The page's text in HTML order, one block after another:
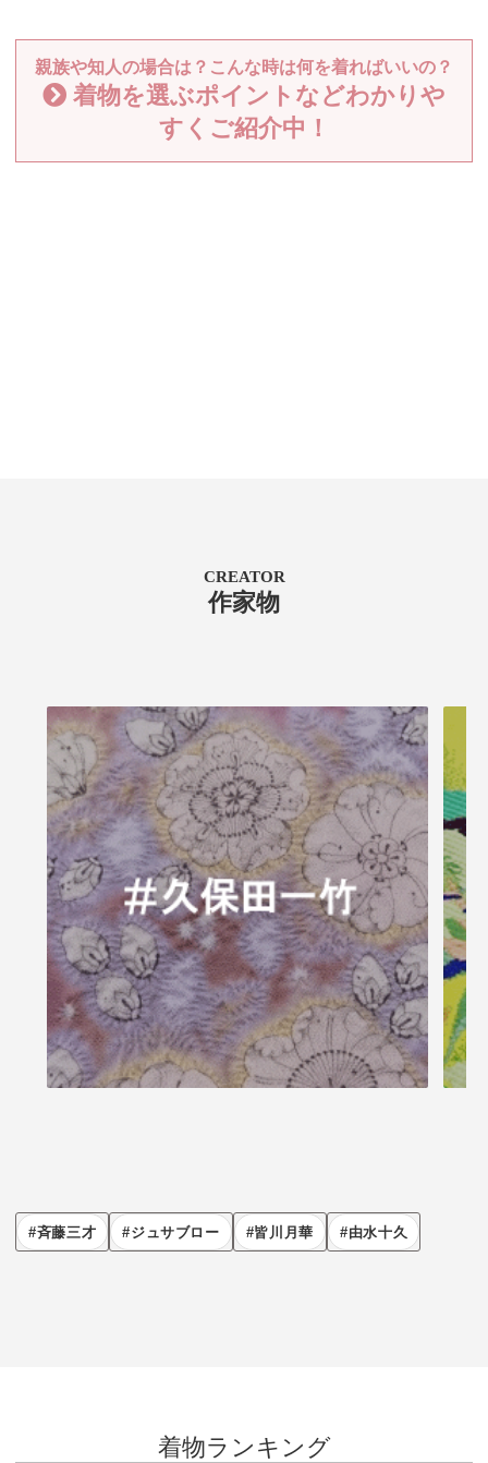
親族や知人の場合は？こんな時は何を着ればいいの？
着物を選ぶポイントなどわかりや
すくご紹介中！
CREATOR
作家物
斉藤三才 ジュサブロー 皆川月華 由水十久
着物ランキング